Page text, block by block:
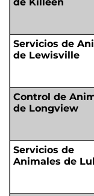
Servicios de
de Lewisville
Control de
de Longview
Servicios de
Animales de